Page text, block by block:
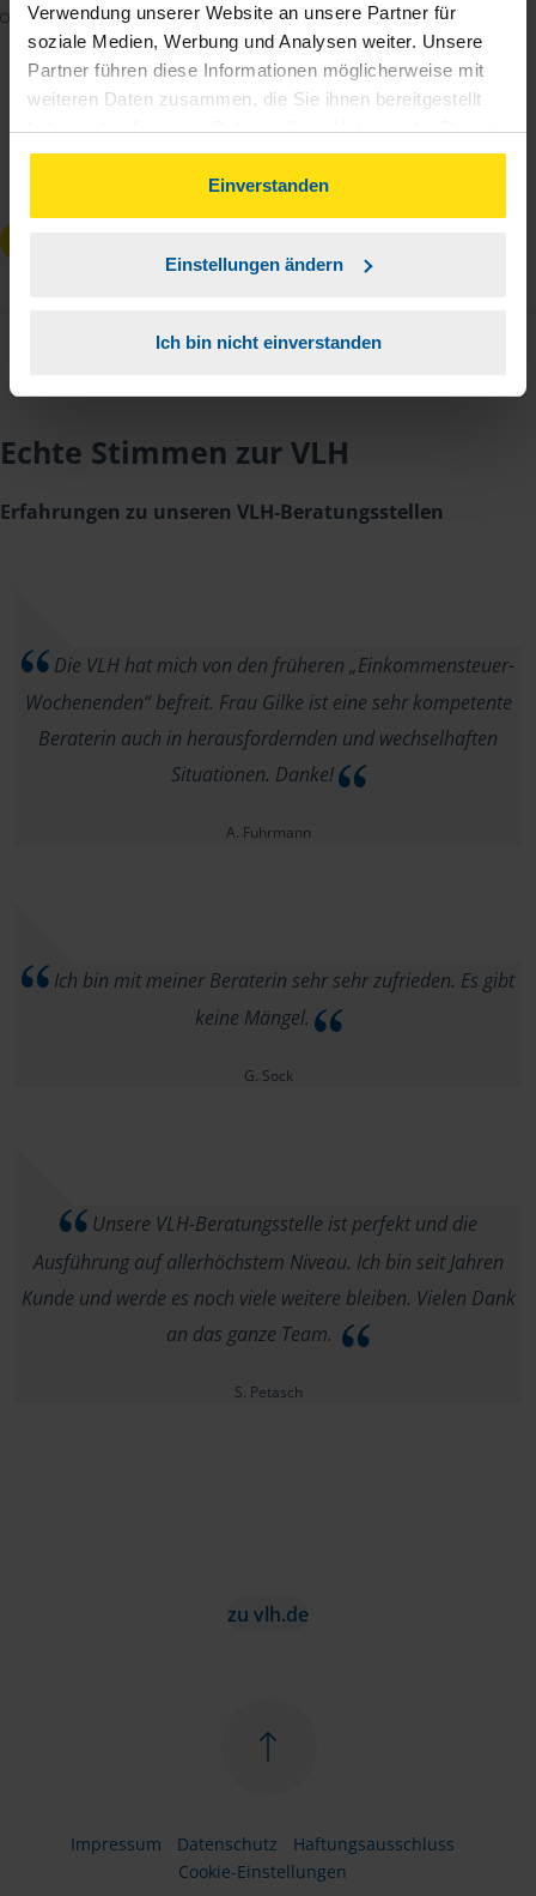
Verwendung unserer Website an unsere Partner für
soziale Medien, Werbung und Analysen weiter. Unsere
Partner führen diese Informationen möglicherweise mit
weiteren Daten zusammen, die Sie ihnen bereitgestellt
haben oder die sie im Rahmen Ihrer Nutzung der Dienste
gesammelt haben. Indem Sie auf Einverstanden klicken,
können Sie der Verwendung von Cookies, gemäß
unserer➔ Datenschutzrichtliniezustimmen.
Einverstanden
Einstellungen ändern
Ich bin nicht einverstanden
Mit dem Absenden des Kontaktformulars erkläre ich
mich damit einverstanden, dass meine Daten zur
Bearbeitung meines Anliegens sowie zur internen
Analyse der Zugriffsquelle verwendet werden.
DieDatenschutzbestimmungenhabe ich zur
Kenntnis genommen.*
Echte Stimmen zur VLH
Erfahrungen zu unseren VLH-Beratungsstellen
Die VLH hat mich von den früheren „Einkommensteuer-
Wochenenden“ befreit. Frau Gilke ist eine sehr kompetente
Beraterin auch in herausfordernden und wechselhaften
Situationen. Danke!
A. Fuhrmann
Ich bin mit meiner Beraterin sehr sehr zufrieden. Es gibt
keine Mängel.
G. Sock
Unsere VLH-Beratungsstelle ist perfekt und die
Ausführung auf allerhöchstem Niveau. Ich bin seit Jahren
Kunde und werde es noch viele weitere bleiben. Vielen Dank
an das ganze Team.
S. Petasch
zu vlh.de
Impressum Datenschutz
Haftungsausschluss
Cookie-Einstellungen